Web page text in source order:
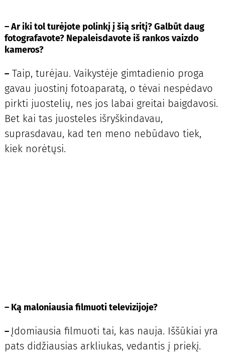
– Ar iki tolturėjote polinkį į šią sritį? Galbūt daug
fotografavote? Nepaleisdavote iš rankos vaizdo
kameros?
–Taip, turėjau. Vaikystėje gimtadienio proga
gavau juostinį fotoaparatą, o tėvai nespėdavo
pirkti juostelių, nes jos labai greitai baigdavosi.
Bet kai tas juosteles išryškindavau,
suprasdavau, kad ten meno nebūdavo tiek,
kiek norėtųsi.
–Ką maloniausia filmuoti televizijoje?
– Įdomiausia filmuoti tai, kas nauja. Iššūkiai yra
pats didžiausias arkliukas, vedantis į priekį.